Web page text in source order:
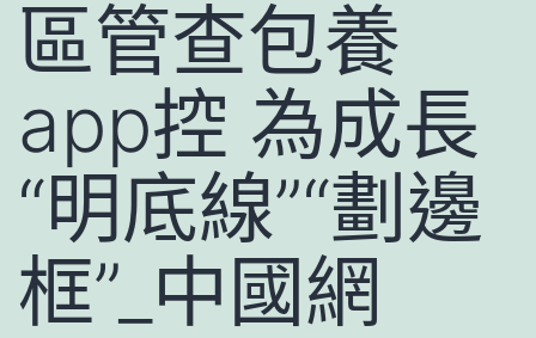
區管查包養
app控 為成長
“明底線”“劃邊
框”_中國網